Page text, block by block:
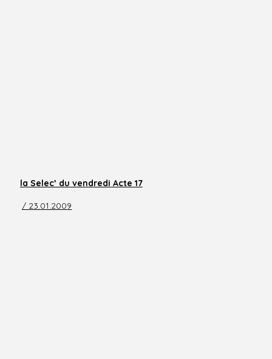
la Selec’ du vendredi Acte 17
/ 23.01.2009